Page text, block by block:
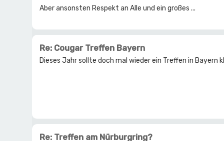
Aber ansonsten Respekt an Alle und ein großes ...
Re: Cougar Treffen Bayern
Dieses Jahr sollte doch mal wieder ein Treffen in Bayern
Re: Treffen am Nürburgring?